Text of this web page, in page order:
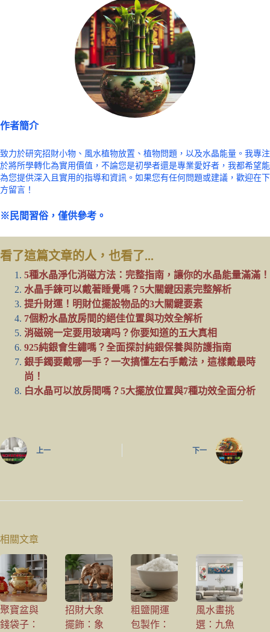
作者簡介
致力於研究招財小物、風水植物放置、植物問題，以及水晶能量。我專注
於將所學轉化為實用價值，不論您是初學者還是專業愛好者，我都希望能
為您提供深入且實用的指導和資訊。如果您有任何問題或建議，歡迎在下
方留言！
※民間習俗，僅供參考。
看了這篇文章的人，也看了...
5種水晶淨化消磁方法：完整指南，讓你的水晶能量滿滿！
水晶手鍊可以戴著睡覺嗎？5大關鍵因素完整解析
提升財運！明財位擺設物品的3大關鍵要素
7個粉水晶放房間的絕佳位置與功效全解析
消磁碗一定要用玻璃吗？你要知道的五大真相
925純銀會生鏽嗎？全面探討純銀保養與防護指南
銀手鐲要戴哪一手？一次搞懂左右手戴法，這樣戴最時
尚！
白水晶可以放房間嗎？5大擺放位置與7種功效全面分析
上一 下一
相關文章
聚寶盆與
錢袋子：
招財大象
擺飾：象
粗鹽開運
包製作：
風水畫挑
選：九魚